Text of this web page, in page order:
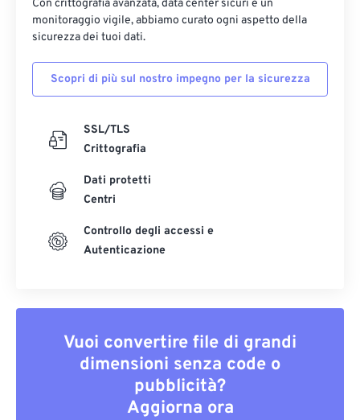
Con crittografia avanzata, data center sicuri e un
monitoraggio vigile, abbiamo curato ogni aspetto della
sicurezza dei tuoi dati.
Scopri di più sul nostro impegno per la sicurezza
SSL/TLS
Crittografia
Dati protetti
Centri
Controllo degli accessi e
Autenticazione
Vuoi convertire file di grandi
dimensioni senza code o
pubblicità?
Aggiorna ora